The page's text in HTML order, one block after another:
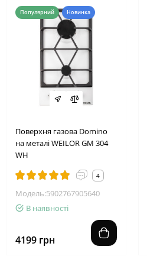
Популярний Новинка
Поверхня газова Domino
на металі WEILOR GM 304
WH
4
Модель:5902767905640
В наявності
4199 грн